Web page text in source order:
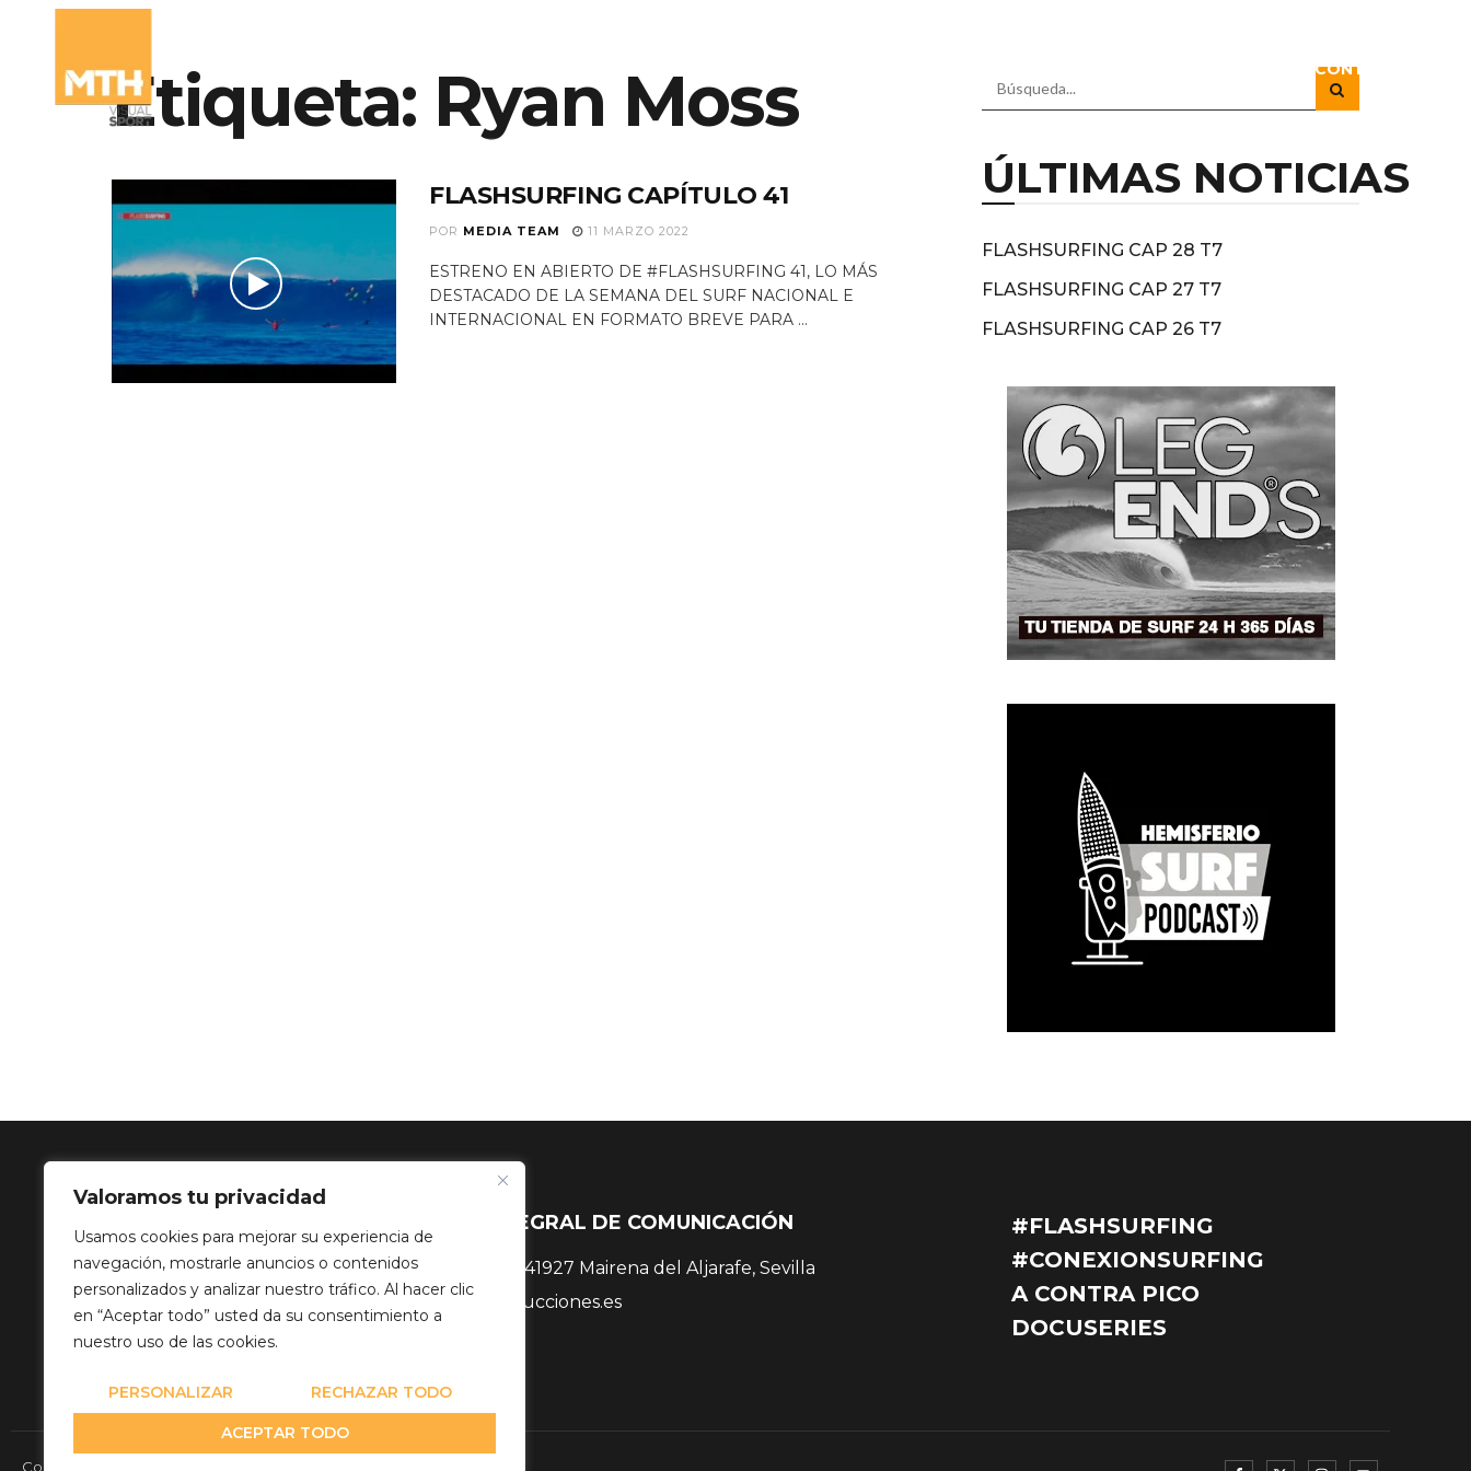
Valoramos tu privacidad
Usamos cookies para mejorar su experiencia de
navegación, mostrarle anuncios o contenidos
personalizados y analizar nuestro tráfico. Al hacer clic
en “Aceptar todo” usted da su consentimiento a
nuestro uso de las cookies.
PERSONALIZAR RECHAZAR TODO
ACEPTAR TODO
CONTACTO
Etiqueta: Ryan Moss
FLASHSURFING CAPÍTULO 41
POR MEDIA TEAM 11 MARZO 2022
ESTRENO EN ABIERTO DE #FLASHSURFING 41, LO MÁS
DESTACADO DE LA SEMANA DEL SURF NACIONAL E
INTERNACIONAL EN FORMATO BREVE PARA ...
ÚLTIMAS NOTICIAS
FLASHSURFING CAP 28 T7
FLASHSURFING CAP 27 T7
FLASHSURFING CAP 26 T7
SOLUCIÓN INTEGRAL DE COMUNICACIÓN
Calle Balance, 38, 41927 Mairena del Aljarafe, Sevilla
info@mediatproducciones.es
#FLASHSURFING
#CONEXIONSURFING
A CONTRA PICO
DOCUSERIES
Copyright© 2026 Media Team Producciones - Reserved